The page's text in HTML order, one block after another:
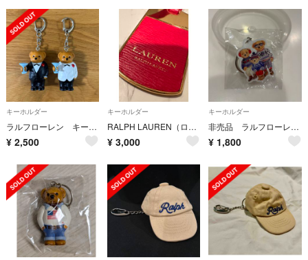
キーホルダー
ラルフローレン キーホルダー ポロベア ノベルティ
¥ 2,500
キーホルダー
RALPH LAUREN（ローレン ラルフローレン） バッグチャーム／キーリング
¥ 3,000
キーホルダー
非売品 ラルフローレンキーホルダー
¥ 1,800